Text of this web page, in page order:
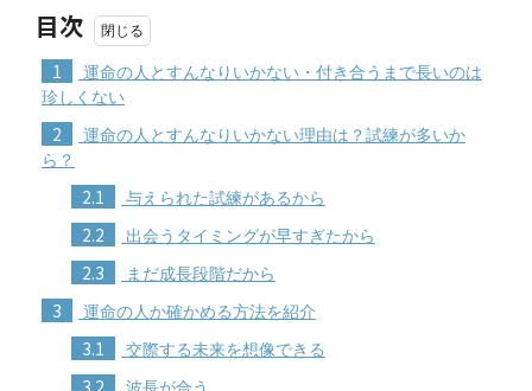
目次
1
運命の人とすんなりいかない・付き合うまで長いのは
珍しくない
2
運命の人とすんなりいかない理由は？試練が多いか
ら？
2.1 与えられた試練があるから
2.2 出会うタイミングが早すぎたから
2.3 まだ成長段階だから
3 運命の人か確かめる方法を紹介
3.1 交際する未来を想像できる
3.2 波長が合う